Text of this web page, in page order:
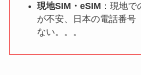
現地SIM・eSIM ：現地
が不安、日本の電話番号
ない。。。